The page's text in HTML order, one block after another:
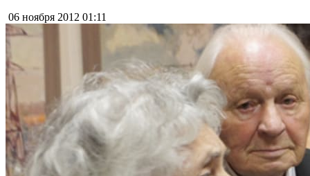
06 ноября 2012 01:11